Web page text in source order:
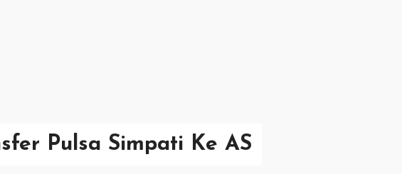
Pulsa Simpati Ke AS